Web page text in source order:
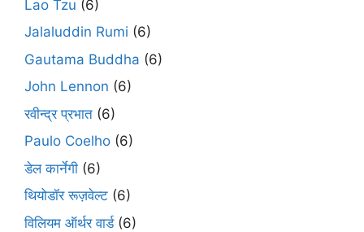
Lao Tzu (6)
Jalaluddin Rumi (6)
Gautama Buddha (6)
John Lennon (6)
रवीन्द्र प्रभात (6)
Paulo Coelho (6)
डेल कार्नेगी (6)
थियोडॉर रूज़वेल्ट (6)
विलियम ऑर्थर वार्ड(6)